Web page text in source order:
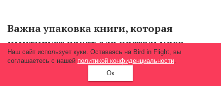
Важна упаковка книги, которая
имитирует пакет для постельного
белья в украинских поездах.
Наш сайт использует куки. Оставаясь на Bird in Flight, вы
соглашаетесь с нашей политикой конфиденциальности.
Ок